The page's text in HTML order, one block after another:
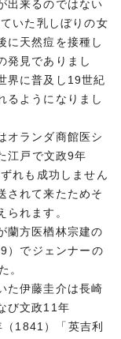
出来るのではない
いた乳しぼりの女
に天然痘を接種し
発見でありまし
界に普及し19世紀
るようになりまし
オランダ商館医シ
江戸で文政9年
れも成功しません
されて来たためそ
られます。
蘭方医楢林宗建の
）でジェンナーの
。
た伊藤圭介は長崎
び文政11年
1841）「英吉利